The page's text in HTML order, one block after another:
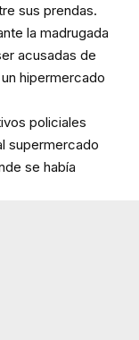
sus prendas.
la madrugada
acusadas de
hipermercado
policiales
supermercado
se había